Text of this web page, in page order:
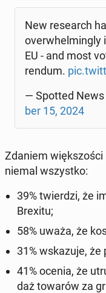
New re­se­arch
over­whel­min­gly
EU - and most
ren­dum.
— Spotted
ber 15, 2024
Zdaniem więk­szo­ści
niemal wszyst­ko:
39% twier­dzi, że
Brexitu;
58% uważa, że
31% wska­zu­je, że
41% ocenia, że
daż towarów za